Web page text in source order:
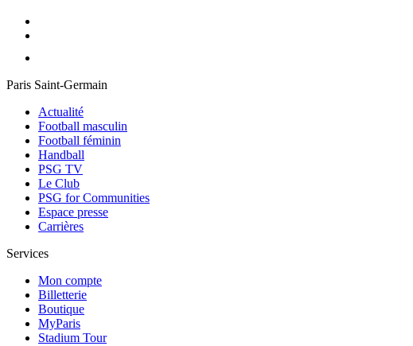
Paris Saint-Germain
Actualité
Football masculin
Football féminin
Handball
PSG TV
Le Club
PSG for Communities
Espace presse
Carrières
Services
Mon compte
Billetterie
Boutique
MyParis
Stadium Tour